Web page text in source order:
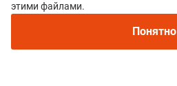
Все гонки
ТРЕЙЛ "ШИГИРСКИЙ ИДОЛ"
этими файлами.
Понятно